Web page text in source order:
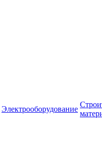
Электрооборудование